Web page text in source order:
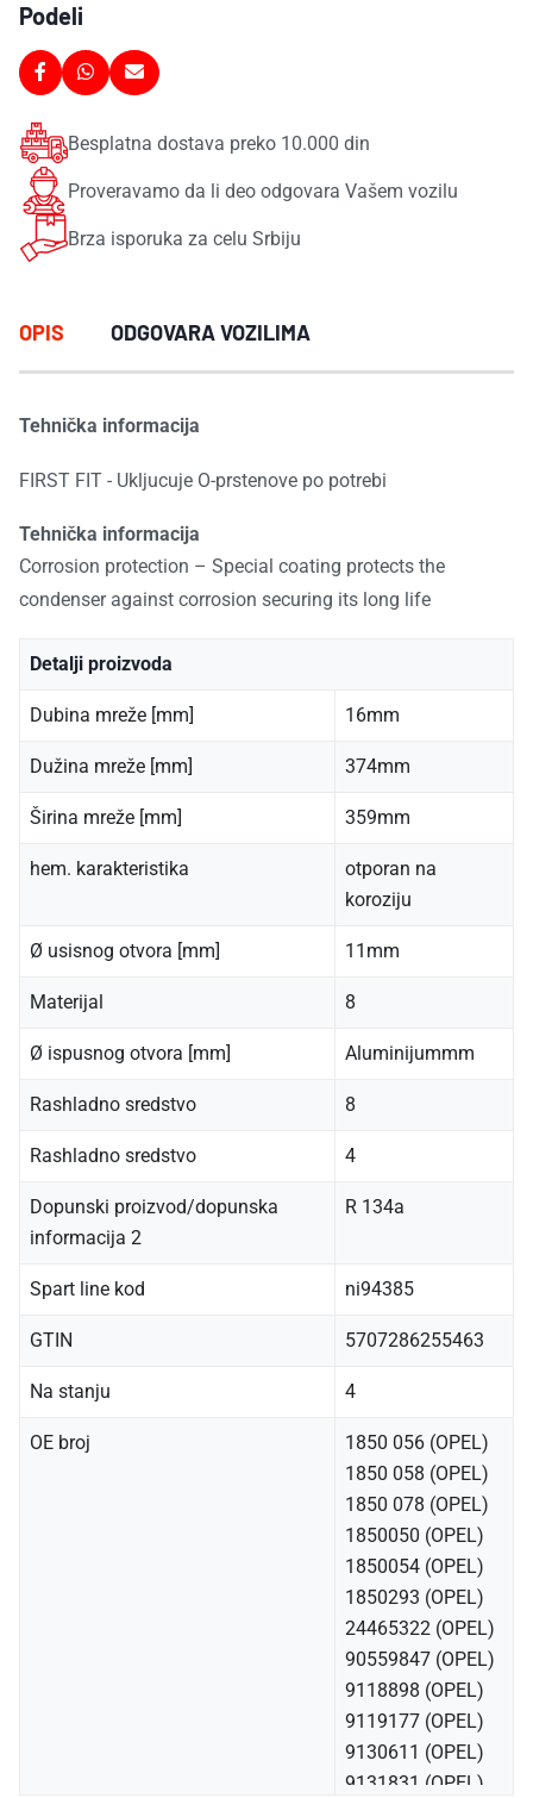
Podeli
Besplatna dostava preko 10.000 din
Proveravamo da li deo odgovara Vašem vozilu
Brza isporuka za celu Srbiju
OPIS ODGOVARA VOZILIMA
Tehnička informacija
FIRST FIT - Ukljucuje O-prstenove po potrebi
Tehnička informacija
Corrosion protection – Special coating protects the
condenser against corrosion securing its long life
Detalji proizvoda
Dubina mreže [mm] 16mm
Dužina mreže [mm] 374mm
Širina mreže [mm] 359mm
hem. karakteristika
otporan na
koroziju
Ø usisnog otvora [mm] 11mm
Materijal 8
Ø ispusnog otvora [mm] Aluminijummm
Rashladno sredstvo 8
Rashladno sredstvo 4
Dopunski proizvod/dopunska
informacija 2
R 134a
Spart line kod ni94385
GTIN 5707286255463
Na stanju 4
OE broj
1850 056 (OPEL)
1850 058 (OPEL)
1850 078 (OPEL)
1850050 (OPEL)
1850054 (OPEL)
1850293 (OPEL)
24465322 (OPEL)
90559847 (OPEL)
9118898 (OPEL)
9119177 (OPEL)
9130611 (OPEL)
9131831 (OPEL)